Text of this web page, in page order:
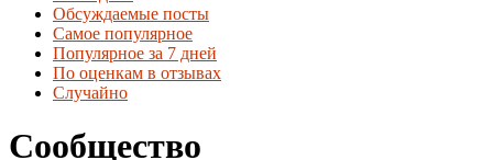
Обсуждаемые посты
Самое популярное
Популярное за 7 дней
По оценкам в отзывах
Случайно
Сообщество